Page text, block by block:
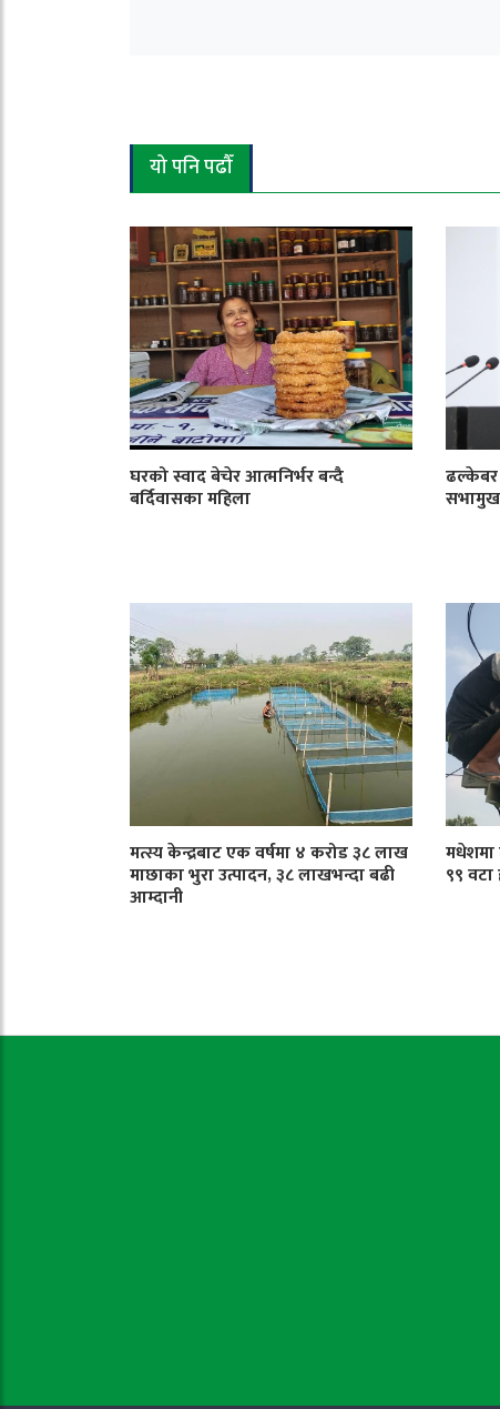
यो पनि पढौँ
घरको स्वाद बेचेर आत्मनिर्भर बन्दै
बर्दिवासका महिला
ढल्केबर
मत्स्य केन्द्रबाट एक वर्षमा ४ करोड ३८ लाख
माछाका भुरा उत्पादन, ३८ लाखभन्दा बढी
आम्दानी
मधेशमा
९९ वटा